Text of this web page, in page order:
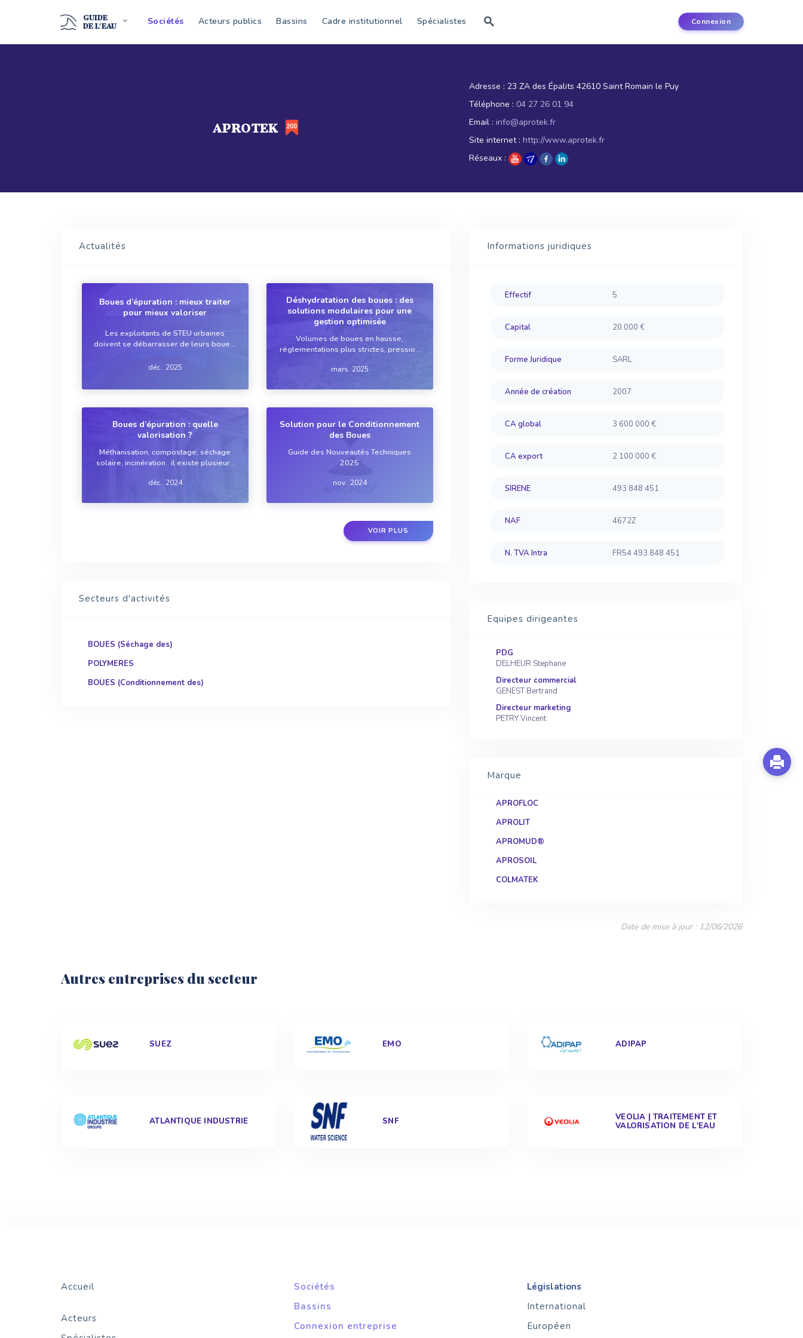
GUIDE
DE L'EAU Sociétés Acteurs publics Bassins Cadre institutionnel Spécialistes Connexion
APROTEK
Adresse : 23 ZA des Épalits 42610 Saint Romain le Puy
Téléphone : 04 27 26 01 94
Email : info@aprotek.fr
Site internet : http://www.aprotek.fr
Réseaux :
Actualités
Boues d’épuration : mieux traiter
pour mieux valoriser
Les exploitants de STEU urbaines
doivent se débarrasser de leurs boues,
existe plusieurs exutoires possibles,
déc.. 2025
Déshydratation des boues : des
solutions modulaires pour une
gestion optimisée
Volumes de boues en hausse,
réglementations plus strictes, pression
doit innover. Face à ces défis, les
performantes et modulables pour
mars. 2025
Boues d’épuration : quelle
valorisation ?
Méthanisation, compostage, séchage
solaire, incinération : il existe plusieurs
boues de STEU, qui représentent
l’exploitant. Petit tour d’horizon des
déc.. 2024
Solution pour le Conditionnement
des Boues
Guide des Nouveautés Techniques
2025
nov.. 2024
VOIR PLUS
Secteurs d'activités
BOUES (Séchage des)
POLYMERES
BOUES (Conditionnement des)
Informations juridiques
Effectif 5
Capital 20 000 €
Forme Juridique SARL
Année de création 2007
CA global 3 600 000 €
CA export 2 100 000 €
SIRENE 493 848 451
NAF 4672Z
N. TVA Intra FR54 493 848 451
Equipes dirigeantes
PDG
DELHEUR Stephane
Directeur commercial
GENEST Bertrand
Directeur marketing
PETRY Vincent
Marque
APROFLOC
APROLIT
APROMUD®
APROSOIL
COLMATEK
Date de mise à jour : 12/06/2026
Autres entreprises du secteur
SUEZ EMO ADIPAP
ATLANTIQUE INDUSTRIE SNF
VEOLIA | TRAITEMENT ET
VALORISATION DE L'EAU
Accueil
Acteurs
Sociétés
Bassins
Connexion entreprise
Législations
International
Européen